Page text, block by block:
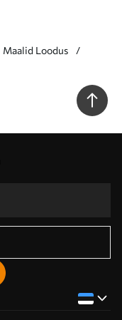
Maalid Loodus